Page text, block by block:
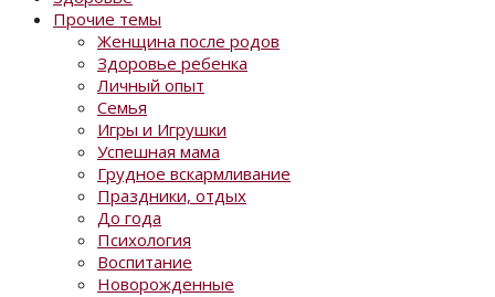
Прочие темы
Женщина после родов
Здоровье ребенка
Личный опыт
Семья
Игры и Игрушки
Успешная мама
Грудное вскармливание
Праздники, отдых
До года
Психология
Воспитание
Новорожденные